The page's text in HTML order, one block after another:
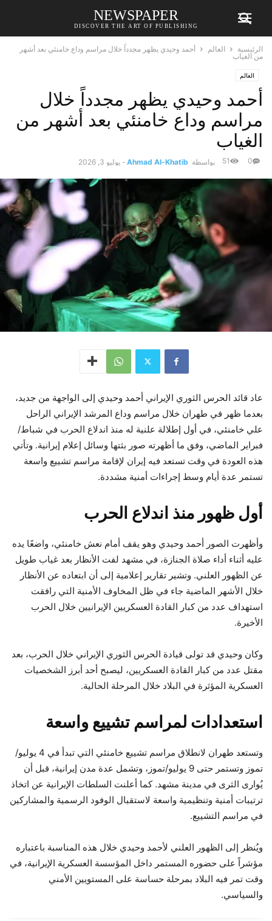
NEWSPAPER
DISCOVER THE ART OF PUBLISHING
الرئيسية العالم
أحمد وحيدي يظهر مجدداً خلال مراسم وداع خامنئي بعد أشهر
من الغياب
العالم
أحمد وحيدي يظهر مجدداً خلال
مراسم وداع خامنئي بعد أشهر من
الغياب
بواسطة Ahmad Al-Khatib
- يوليو 3, 2026 0
51
عاد قائد الحرس الثوري الإيراني أحمد وحيدي إلى الواجهة من جديد،
بعدما ظهر في طهران خلال مراسم وداع المرشد الإيراني الراحل
علي خامنئي، في أول إطلالة علنية له منذ اندلاع الحرب في شباط/
فبراير الماضي، وفق ما أظهرته صور بثتها وسائل إعلام إيرانية. وتأتي
هذه العودة في وقت تستعد فيه إيران لإقامة مراسم تشييع واسعة
تستمر عدة أيام وسط إجراءات أمنية مشددة.
أول ظهور منذ اندلاع الحرب
وأظهرت الصور أحمد وحيدي وهو يقف أمام نعش خامنئي، واضعًا يده
عليه أثناء أداء صلاة الجنازة، في مشهد لفت الأنظار بعد غياب طويل
عن الظهور العلني. وتشير تقارير إعلامية إلى أن ابتعاده عن الأنظار
خلال الأشهر الماضية جاء في ظل المخاوف الأمنية التي رافقت
استهداف عدد من كبار القادة العسكريين الإيرانيين خلال الحرب
الأخيرة.
وكان وحيدي قد تولى قيادة الحرس الثوري الإيراني خلال الحرب، بعد
مقتل عدد من كبار القادة العسكريين، ليصبح أحد أبرز الشخصيات
العسكرية المؤثرة في البلاد خلال المرحلة الحالية.
استعدادات لمراسم تشييع واسعة
وتستعد طهران لانطلاق مراسم تشييع خامنئي التي تبدأ في 4 يوليو/
تموز وتستمر حتى 9 يوليو/تموز، وتشمل عدة مدن إيرانية، قبل أن
يُوارى الثرى في مدينة مشهد. كما أعلنت السلطات الإيرانية عن اتخاذ
ترتيبات أمنية وتنظيمية واسعة لاستقبال الوفود الرسمية والمشاركين
في مراسم التشييع.
ويُنظر إلى الظهور العلني لأحمد وحيدي خلال هذه المناسبة باعتباره
مؤشراً على حضوره المستمر داخل المؤسسة العسكرية الإيرانية، في
وقت تمر فيه البلاد بمرحلة حساسة على المستويين الأمني
والسياسي.